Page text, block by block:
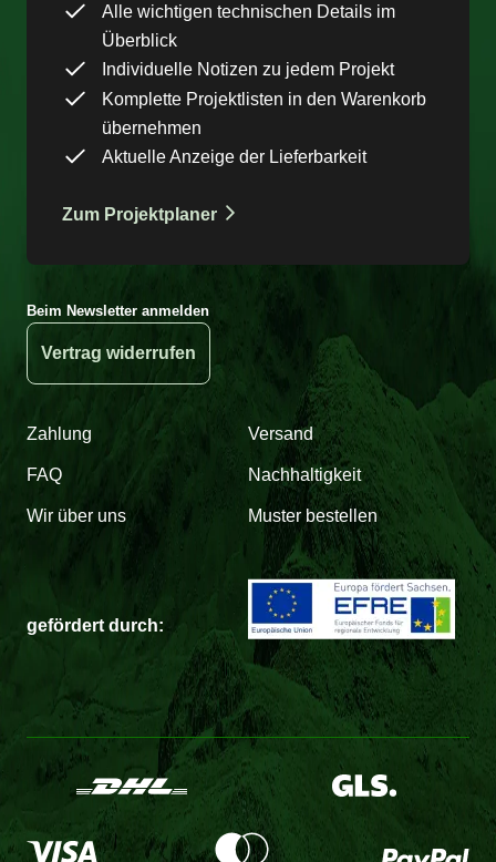
Alle wichtigen technischen Details im
Überblick
Individuelle Notizen zu jedem Projekt
Komplette Projektlisten in den Warenkorb
übernehmen
Aktuelle Anzeige der Lieferbarkeit
Zum Projektplaner
Beim Newsletter anmelden
Vertrag widerrufen
Zahlung Versand
FAQ Nachhaltigkeit
Wir über uns Muster bestellen
gefördert durch: